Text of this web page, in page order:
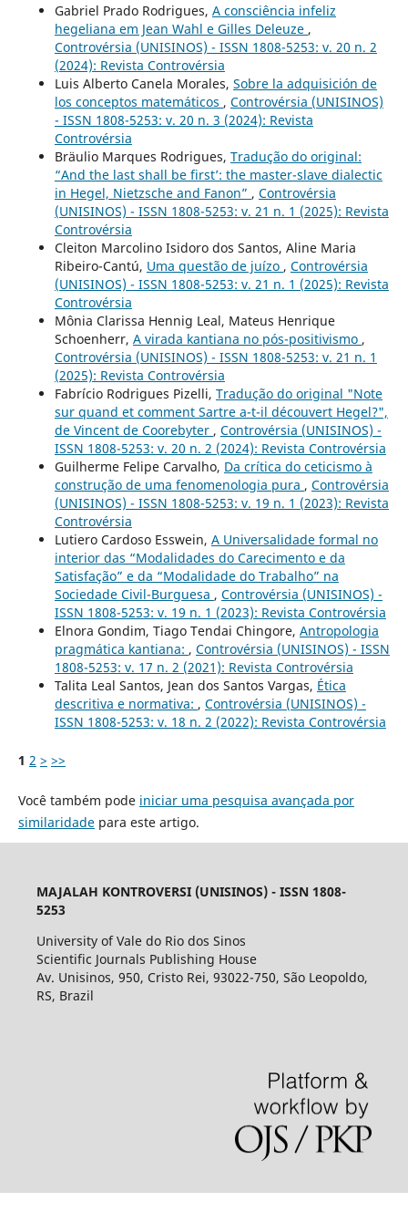
Gabriel Prado Rodrigues, A consciência infeliz
hegeliana em Jean Wahl e Gilles Deleuze ,
Controvérsia (UNISINOS) - ISSN 1808-5253: v. 20 n. 2
(2024): Revista Controvérsia
Luis Alberto Canela Morales, Sobre la adquisición de
los conceptos matemáticos , Controvérsia (UNISINOS)
- ISSN 1808-5253: v. 20 n. 3 (2024): Revista
Controvérsia
Bräulio Marques Rodrigues, Tradução do original:
“And the last shall be first’: the master-slave dialectic
in Hegel, Nietzsche and Fanon” , Controvérsia
(UNISINOS) - ISSN 1808-5253: v. 21 n. 1 (2025): Revista
Controvérsia
Cleiton Marcolino Isidoro dos Santos, Aline Maria
Ribeiro-Cantú, Uma questão de juízo , Controvérsia
(UNISINOS) - ISSN 1808-5253: v. 21 n. 1 (2025): Revista
Controvérsia
Mônia Clarissa Hennig Leal, Mateus Henrique
Schoenherr, A virada kantiana no pós-positivismo ,
Controvérsia (UNISINOS) - ISSN 1808-5253: v. 21 n. 1
(2025): Revista Controvérsia
Fabrício Rodrigues Pizelli, Tradução do original "Note
sur quand et comment Sartre a-t-il découvert Hegel?",
de Vincent de Coorebyter , Controvérsia (UNISINOS) -
ISSN 1808-5253: v. 20 n. 2 (2024): Revista Controvérsia
Guilherme Felipe Carvalho, Da crítica do ceticismo à
construção de uma fenomenologia pura , Controvérsia
(UNISINOS) - ISSN 1808-5253: v. 19 n. 1 (2023): Revista
Controvérsia
Lutiero Cardoso Esswein, A Universalidade formal no
interior das “Modalidades do Carecimento e da
Satisfação” e da “Modalidade do Trabalho” na
Sociedade Civil-Burguesa , Controvérsia (UNISINOS) -
ISSN 1808-5253: v. 19 n. 1 (2023): Revista Controvérsia
Elnora Gondim, Tiago Tendai Chingore, Antropologia
pragmática kantiana: , Controvérsia (UNISINOS) - ISSN
1808-5253: v. 17 n. 2 (2021): Revista Controvérsia
Talita Leal Santos, Jean dos Santos Vargas, Ética
descritiva e normativa: , Controvérsia (UNISINOS) -
ISSN 1808-5253: v. 18 n. 2 (2022): Revista Controvérsia
1 2 > >>
Você também pode iniciar uma pesquisa avançada por
similaridadepara este artigo.
MAJALAH KONTROVERSI (UNISINOS) - ISSN 1808-
5253
University of Vale do Rio dos Sinos
Scientific Journals Publishing House
Av. Unisinos, 950, Cristo Rei, 93022-750, São Leopoldo,
RS, Brazil